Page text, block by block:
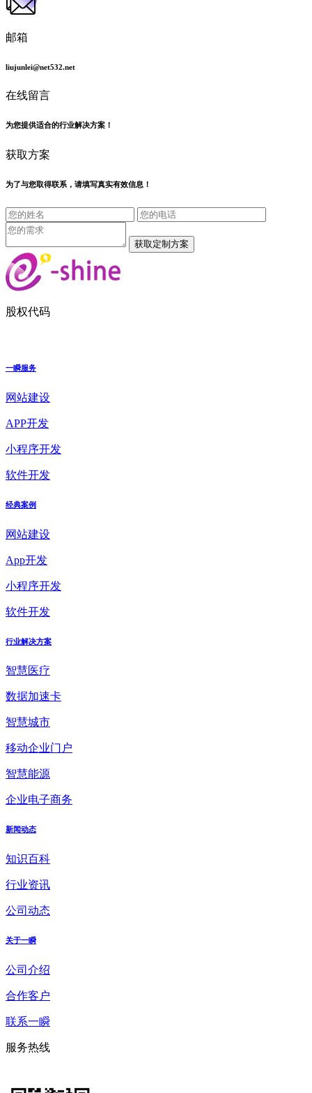
邮箱
liujunlei@net532.net
在线留言
为您提供适合的行业解决方案！
获取方案
为了与您取得联系，请填写真实有效信息！
股权代码
一瞬服务
网站建设
APP开发
小程序开发
软件开发
经典案例
网站建设
App开发
小程序开发
软件开发
行业解决方案
智慧医疗
数据加速卡
智慧城市
移动企业门户
智慧能源
企业电子商务
新闻动态
知识百科
行业资讯
公司动态
关于一瞬
公司介绍
合作客户
联系一瞬
服务热线